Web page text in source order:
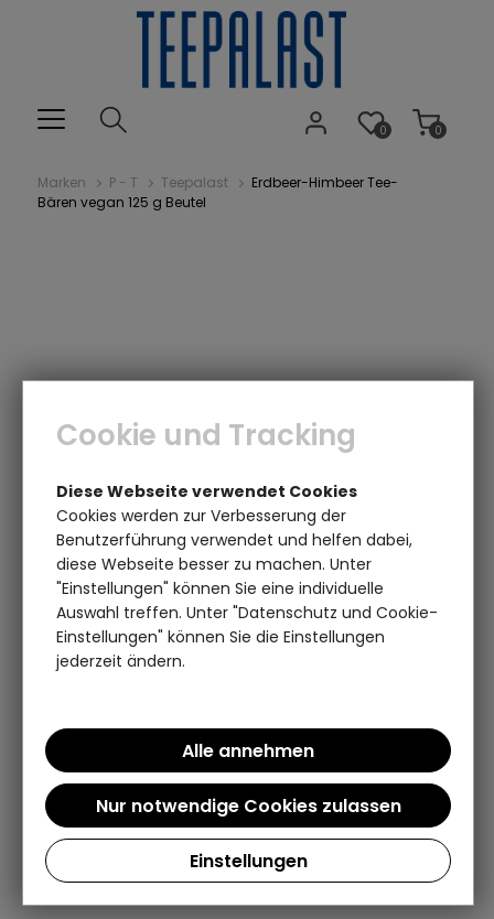
0
0
Marken P - T Teepalast
Erdbeer-Himbeer Tee-
Bären vegan 125 g Beutel
Cookie und Tracking
Diese Webseite verwendet Cookies
Cookies werden zur Verbesserung der
Benutzerführung verwendet und helfen dabei,
diese Webseite besser zu machen. Unter
"Einstellungen" können Sie eine individuelle
Auswahl treffen. Unter "Datenschutz und Cookie-
Einstellungen" können Sie die Einstellungen
jederzeit ändern.
Einstellungen